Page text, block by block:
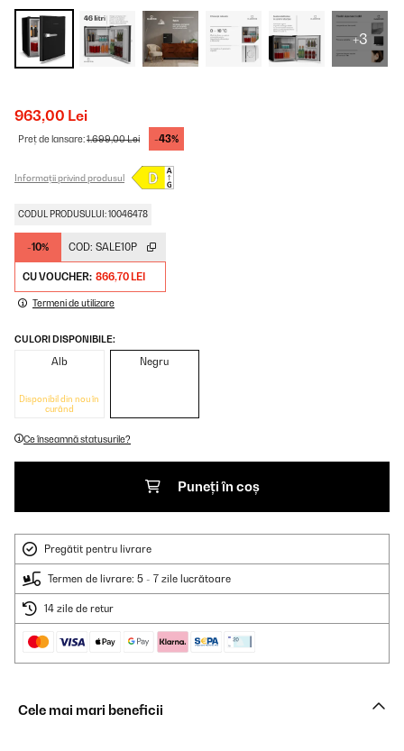
+3
963,00 Lei
Preț de lansare:1.699,00 Lei -43%
Informații privind produsul
CODUL PRODUSULUI: 10046478
-10% COD: SALE10P
CU VOUCHER: 866,70 LEI
Termeni de utilizare
CULORI DISPONIBILE:
Alb
Disponibil din nou în
curând
Negru
Ce înseamnă statusurile?
Puneți în coș
Pregătit pentru livrare
Termen de livrare: 5 - 7 zile lucrătoare
14 zile de retur
Cele mai mari beneficii